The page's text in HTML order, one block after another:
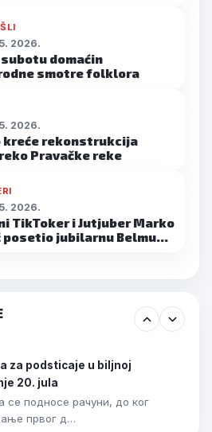
2026.
domaćin
smotre folklora
2026.
kreće rekonstrukcija
Pravačke reke
2026.
TikToker i Jutjuber Marko
posetio jubilarnu Belmu…
za podsticaje u biljnoj
20. jula
се подносе рачуни, до ког
првог д…